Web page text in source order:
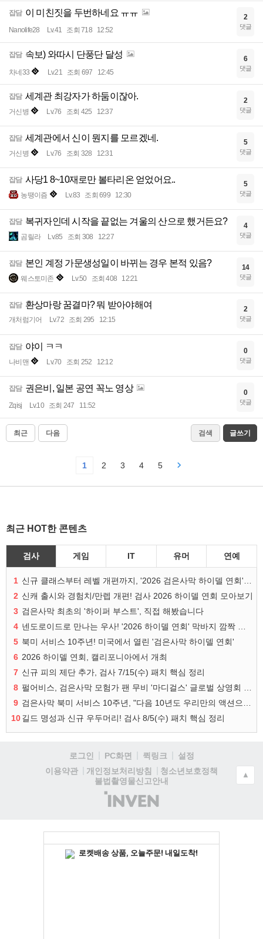
잡담 이 미친짓을 두번하네요 ㅠㅠ
Nanolife28 Lv.41 조회 718 12:52
2
댓글
잡담 속보) 와따시 단풍단 달성
차네33 Lv.21 조회 697 12:45
6
댓글
잡담 세계관 최강자가 하둠이잖아.
거신병 Lv.76 조회 425 12:37
2
댓글
잡담 세계관에서 신이 뭔지를 모르겠네.
거신병 Lv.76 조회 328 12:31
5
댓글
잡담 사당1 8~10재로만 볼타리온 얻었어요..
농땡이즘 Lv.83 조회 699 12:30
5
댓글
잡담 복귀자인데 시작을 끝없는 겨울의 산으로 했거든요?
곰릴라 Lv.85 조회 308 12:27
4
댓글
잡담 본인 계정 가문생성일이 바뀌는 경우 본적 있음?
웨스토미존 Lv.50 조회 408 12:21
14
댓글
잡담 환상마랑 꿈결마? 뭐 받아야해여
개처럼기어 Lv.72 조회 295 12:15
2
댓글
잡담 야이 ㅋㅋ
나비맨 Lv.70 조회 252 12:12
0
댓글
잡담 권은비, 일본 공연 꼭노 영상
Zqisj Lv.10 조회 247 11:52
0
댓글
최근 다음 검색 글쓰기
1 2 3 4 5
최근 HOT한 콘텐츠
검사 게임 IT 유머 연예
1
신규 클래스부터 레벨 개편까지, '2026 검은사막 하이델 연회' 총정리
2 신캐 출시와 경험치/만렙 개편! 검사 2026 하이델 연회 모아보기
3 검은사막 최초의 '하이퍼 부스트', 직접 해봤습니다
4
넨도로이드로 만나는 우사! '2026 하이델 연회' 막바지 깜짝 공개
5 북미 서비스 10주년! 미국에서 열린 '검은사막 하이델 연회'
6 2026 하이델 연회, 캘리포니아에서 개최
7 신규 피의 제단 추가, 검사 7/15(수) 패치 핵심 정리
8
펄어비스, 검은사막 모험가 팬 무비 '마디걸스' 글로벌 상영회 개최
9
검은사막 북미 서비스 10주년, "다음 10년도 우리만의 액션으로"
10길드 명성과 신규 우두머리! 검사 8/5(수) 패치 핵심 정리
로그인 PC화면 퀵링크
설정
이용약관
개인정보처리방침
청소년보호정책
불법촬영물신고안내
(주)
인
▲